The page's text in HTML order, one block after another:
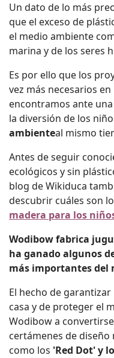
Un dato de lo más
que el exceso de
el medio ambiente
marina y de los seres
Es por ello que los
vez más necesarios
encontramos ante
la diversión de los
ambienteal mismo
Antes de seguir
ecológicos y sin
blog de Wikiduca
descubrir cuáles son
madera para los
Wodibow fabrica
ha ganado algunos
más importantes del
El hecho de
casa y de proteger el
Wodibow a
certámenes de
como los 'Red Dot' y